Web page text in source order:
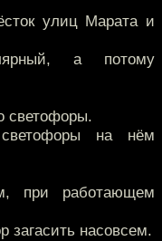
улиц Марата и
а потому
светофоры.
на нём
при работающем
насовсем.